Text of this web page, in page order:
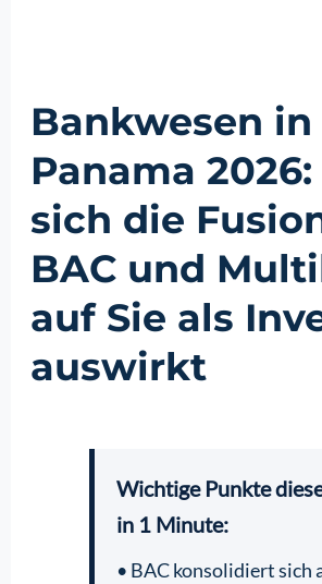
Bankwesen in
Panama
sich die
BAC und
auf Sie als
auswirkt
Wichtige Punkte
in 1 Minute:
• BAC konsolidiert sich